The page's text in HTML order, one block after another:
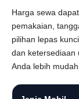
Harga sewa
pemakaian,
pilihan lepas
dan ketersediaan
Anda lebih